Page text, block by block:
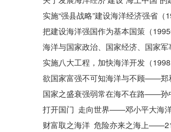
实施“强县战略”建设海洋经济强省（
把建设海洋强国作为基本国策（1995
海洋与国家政治、国家经济、国家军
实施八大工程，加快海洋开发（1998
欲国家富强不可知海洋与不顾——郑
国家之盛衰强弱常在海不在路——孙
打开国门 走向世界——邓小平大海洋
财富取之海洋 危险亦来之海上